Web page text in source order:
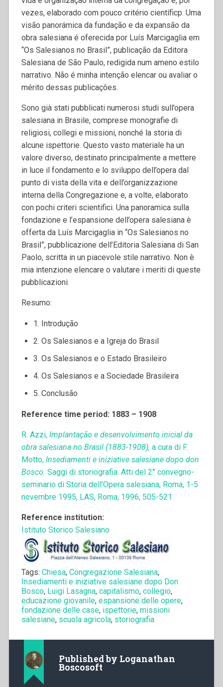
vezes, elaborado com pouco critério científicp. Uma
visão panorámica da fundação e da expansão da
obra salesiana é oferecida por Luís Marcigaglia em
“Os Salesianos no Brasil”, publicação da Editora
Salesiana de São Paulo, redigida num ameno estilo
narrativo. Não é minha intenção elencar ou avaliar o
mérito dessas publicaçôes.
Sono già stati pubblicati numerosi studi sull’opera
salesiana in Brasile, comprese monografie di
religiosi, collegi e missioni, nonché la storia di
alcune ispettorie. Questo vasto materiale ha un
valore diverso, destinato principalmente a mettere
in luce il fondamento e lo sviluppo dell’opera dal
punto di vista della vita e dell’organizzazione
interna della Congregazione e, a volte, elaborato
con pochi criteri scientifici. Una panoramica sulla
fondazione e l’espansione dell’opera salesiana è
offerta da Luís Marcigaglia in “Os Salesianos no
Brasil”, pubblicazione dell’Editoria Salesiana di San
Paolo, scritta in un piacevole stile narrativo. Non è
mia intenzione elencare o valutare i meriti di queste
pubblicazioni.
Resumo:
1. Introdução
2. Os Salesianos e a Igreja do Brasil
3. Os Salesianos e o Estado Brasileiro
4. Os Salesianos e a Sociedade Brasileira
5. Conclusão
Reference time period: 1883 – 1908
R. Azzi, Implantação e desenvolvimento inicial da
obra salesiana no Brasil (1883-1908), a cura di F.
Motto, Insediamenti e iniziative salesiane dopo don
Bosco. Saggi di storiografia. Atti del 2° convegno-
seminario di Storia dell’Opera salesiana, Roma, 1-5
novembre 1995, LAS, Roma, 1996, 505-521.
Reference institution:
Istituto Storico Salesiano
Tags: Chiesa, Congregazione Salesiana,
Insediamenti e iniziative salesiane dopo Don
Bosco, Luigi Lasagna, capitalismo, collegio,
educazione giovanile, espansione delle opere,
fondazione delle case, ispettorie, missioni
salesiane, scuola agricola, storiografia
Published by Loganathan
Boscosoft